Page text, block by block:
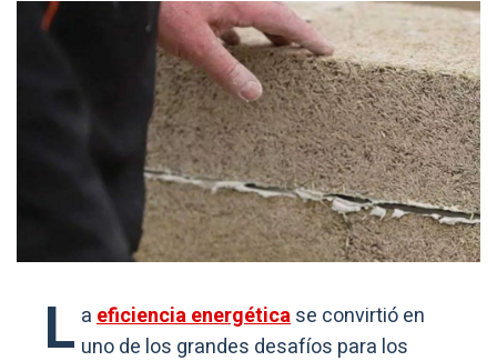
L aeficiencia energéticase convirtió en
uno de los grandes desafíos para los